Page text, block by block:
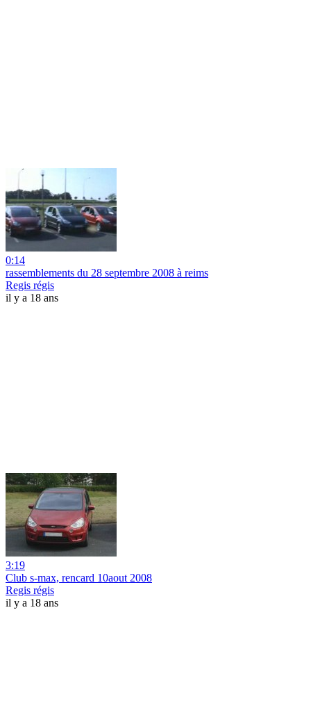
0:14
rassemblements du 28 septembre 2008 à reims
Regis régis
il y a 18 ans
3:19
Club s-max, rencard 10aout 2008
Regis régis
il y a 18 ans